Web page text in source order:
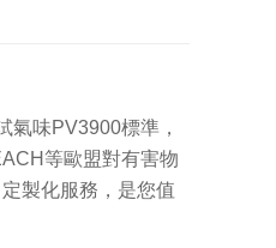
氣味PV3900標準，
等歐盟對有害物
製化服務，是您值